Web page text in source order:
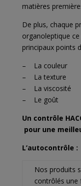
matières
De plus, chaque
organoleptique
principaux points
– La couleur
– La texture
– La viscosité
– Le goût
Un contrôle
pour une
L’autocontrôle :
Nos produits
contrôlés une